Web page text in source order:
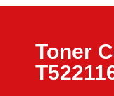
Toner